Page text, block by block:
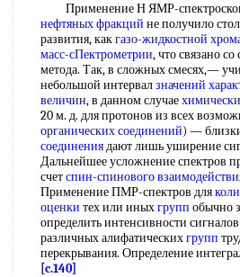
Применение Н ЯМР-
нефтяных фракций не получило
развития, какгазо-жидкостной
масс-сПектрометрии, что связано
метода. Так, в сложных смесях,—
небольшой интервалзначений
величин, в данном случае
20 м. д. для протонов из всех
органических соединений) —
соединениядают лишь уширение
Дальнейшее усложнение спектров
счетспин-спинового
Применение ПМР-спектров для
оценки тех или иныхгрупп обычно
определить интенсивности
различных алифатическихгрупп
перекрывания. Определение
[c.140]